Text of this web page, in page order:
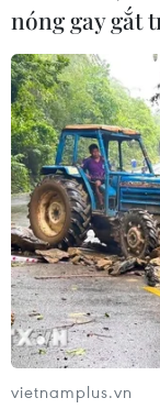
huy bản sắc
24/01/2021 02:45
Du lịch cộng
địa phương như
hơn 20 năm
mở rộng trên
nóng gay gắt
vietnamplus.vn